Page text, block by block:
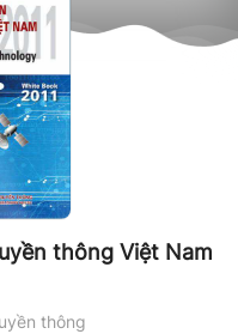
thông Việt Nam
thông